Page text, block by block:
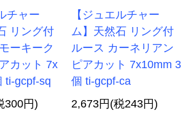
チャー
リング付
ーキーク
カット 7x
ti-gcpf-sq
300円)
【ジュエルチャー
ム】天然石 リング付
ルース カーネリアン
ピアカット 7x10mm 3
個 ti-gcpf-ca
2,673円(税243円)